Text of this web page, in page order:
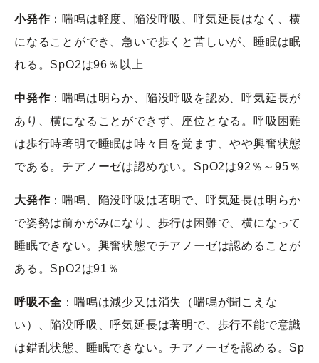
小発作：喘鳴は軽度、陥没呼吸、呼気延長はなく、横
になることができ、急いで歩くと苦しいが、睡眠は眠
れる。SpO2は96％以上
中発作：喘鳴は明らか、陥没呼吸を認め、呼気延長が
あり、横になることができず、座位となる。呼吸困難
は歩行時著明で睡眠は時々目を覚ます、やや興奮状態
である。チアノーゼは認めない。SpO2は92％～95％
大発作：喘鳴、陥没呼吸は著明で、呼気延長は明らか
で姿勢は前かがみになり、歩行は困難で、横になって
睡眠できない。興奮状態でチアノーゼは認めることが
ある。SpO2は91％
呼吸不全 ：喘鳴は減少又は消失（喘鳴が聞こえな
い）、陥没呼吸、呼気延長は著明で、歩行不能で意識
は錯乱状態、睡眠できない。チアノーゼを認める。Sp